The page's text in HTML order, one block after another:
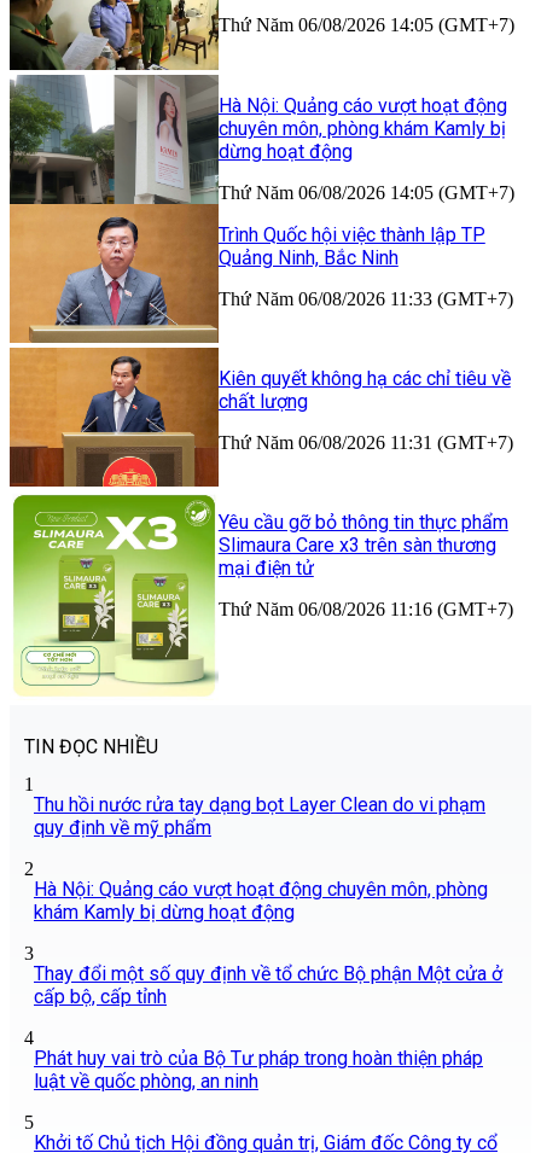
Thứ Năm 06/08/2026 14:05 (GMT+7)
Hà Nội: Quảng cáo vượt hoạt động
chuyên môn, phòng khám Kamly bị
dừng hoạt động
Thứ Năm 06/08/2026 14:05 (GMT+7)
Trình Quốc hội việc thành lập TP
Quảng Ninh, Bắc Ninh
Thứ Năm 06/08/2026 11:33 (GMT+7)
Kiên quyết không hạ các chỉ tiêu về
chất lượng
Thứ Năm 06/08/2026 11:31 (GMT+7)
Yêu cầu gỡ bỏ thông tin thực phẩm
Slimaura Care x3 trên sàn thương
mại điện tử
Thứ Năm 06/08/2026 11:16 (GMT+7)
TIN ĐỌC NHIỀU
1
Thu hồi nước rửa tay dạng bọt Layer Clean do vi phạm
quy định về mỹ phẩm
2
Hà Nội: Quảng cáo vượt hoạt động chuyên môn, phòng
khám Kamly bị dừng hoạt động
3
Thay đổi một số quy định về tổ chức Bộ phận Một cửa ở
cấp bộ, cấp tỉnh
4
Phát huy vai trò của Bộ Tư pháp trong hoàn thiện pháp
luật về quốc phòng, an ninh
5
Khởi tố Chủ tịch Hội đồng quản trị, Giám đốc Công ty cổ